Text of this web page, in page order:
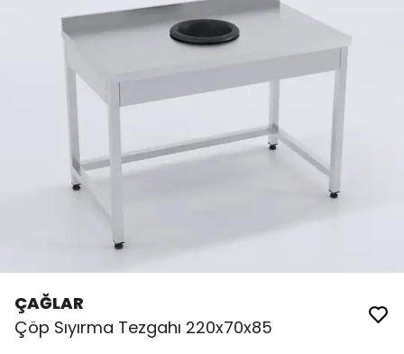
ÇAĞLAR
Çöp Sıyırma Tezgahı 220x70x85